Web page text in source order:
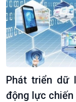
Phát triển dữ
động lực